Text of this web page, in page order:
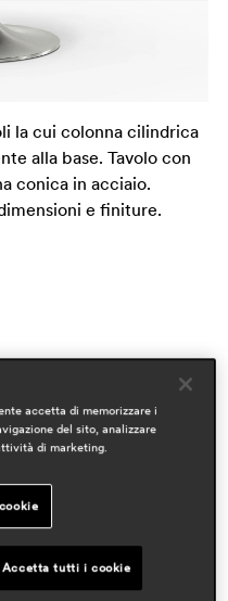
la cui colonna cilindrica
alla base. Tavolo con
conica in acciaio.
e finiture.
accetta di memorizzare i
del sito, analizzare
di marketing.
Accetta tutti i cookie